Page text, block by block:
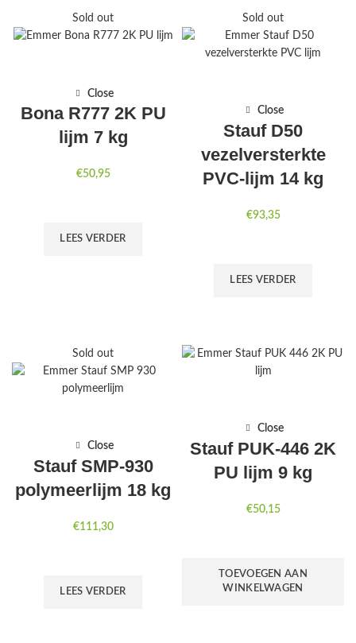
Sold out
Close
Bona R777 2K PU
lijm 7 kg
€50,95
LEES VERDER
Sold out
Close
Stauf D50
vezelversterkte
PVC-lijm 14 kg
€93,35
LEES VERDER
Sold out
Close
Stauf SMP-930
polymeerlijm 18 kg
€111,30
LEES VERDER
Close
Stauf PUK-446 2K
PU lijm 9 kg
€50,15
TOEVOEGEN AAN
WINKELWAGEN